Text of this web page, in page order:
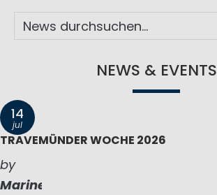
NEWS & EVENTS
14
jul
TRAVEMÜNDER WOCHE 2026
by
Marinepool